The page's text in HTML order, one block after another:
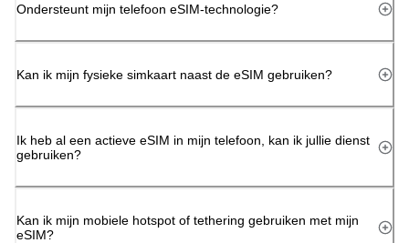
Ondersteunt mijn telefoon eSIM-technologie?
Kan ik mijn fysieke simkaart naast de eSIM gebruiken?
Ik heb al een actieve eSIM in mijn telefoon, kan ik jullie dienst
gebruiken?
Kan ik mijn mobiele hotspot of tethering gebruiken met mijn
eSIM?